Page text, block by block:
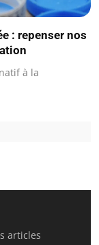
: repenser nos
à la
articles